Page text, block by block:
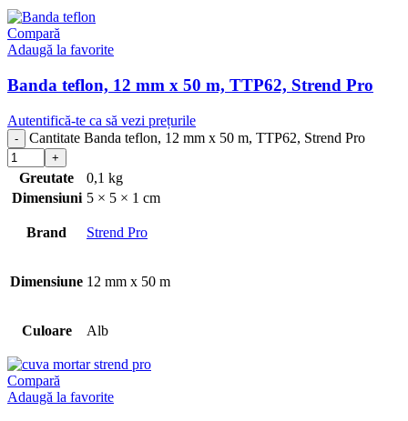
Compară
Adaugă la favorite
Banda teflon, 12 mm x 50 m, TTP62, Strend Pro
Autentifică-te ca să vezi prețurile
Cantitate Banda teflon, 12 mm x 50 m, TTP62, Strend Pro
Greutate
0,1 kg
Dimensiuni 5 × 5 × 1 cm
Brand Strend Pro
Dimensiune 12 mm x 50 m
Culoare Alb
Compară
Adaugă la favorite